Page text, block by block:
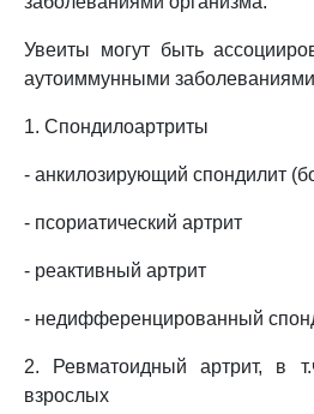
Увеиты могут быть
аутоиммунными
1. Спондилоартриты
- анкилозирующий спондилит
- псориатический артрит
- реактивный артрит
- недифференцированный
2. Ревматоидный артрит, в
взрослых